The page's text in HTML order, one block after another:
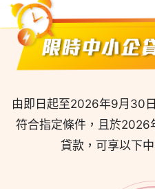
由即日起至2026年9月30
符合指定條件， 且於2026
貸款，可享以下